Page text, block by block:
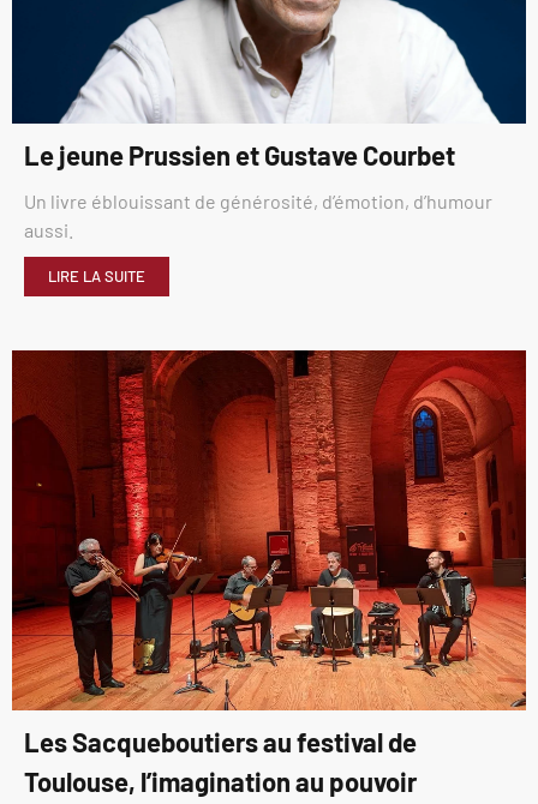
Le jeune Prussien et Gustave Courbet
Un livre éblouissant de générosité, d’émotion, d’humour
aussi.
LIRE LA SUITE
Les Sacqueboutiers au festival de
Toulouse, l’imagination au pouvoir